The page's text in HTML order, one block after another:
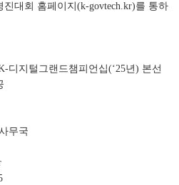
진대회 홈페이지(k-govtech.kr)를 통하
디지털그랜드챔피언십(‘25년) 본선
무국